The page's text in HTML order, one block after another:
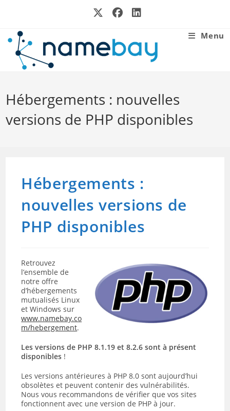
Menu
Hébergements : nouvelles
versions de PHP disponibles
Hébergements :
nouvelles versions de
PHP disponibles
Retrouvez
l’ensemble de
notre offre
d’hébergements
mutualisés Linux
et Windows sur
www.namebay.co
m/hebergement.
Les versions de PHP 8.1.19 et 8.2.6 sont à présent
disponibles !
Les versions antérieures à PHP 8.0 sont aujourd’hui
obsolètes et peuvent contenir des vulnérabilités.
Nous vous recommandons de vérifier que vos sites
fonctionnent avec une version de PHP à jour.